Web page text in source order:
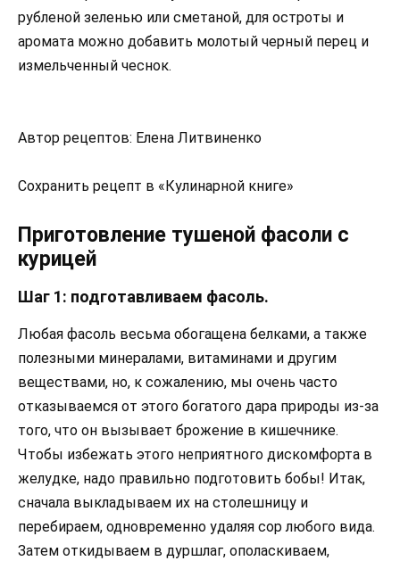
рубленой зеленью или сметаной, для остроты и
аромата можно добавить молотый черный перец и
измельченный чеснок.
Автор рецептов: Елена Литвиненко
Сохранить рецепт в «Кулинарной книге»
Приготовление тушеной фасоли с
курицей
Шаг 1: подготавливаем фасоль.
Любая фасоль весьма обогащена белками, а также
полезными минералами, витаминами и другим
веществами, но, к сожалению, мы очень часто
отказываемся от этого богатого дара природы из-за
того, что он вызывает брожение в кишечнике.
Чтобы избежать этого неприятного дискомфорта в
желудке, надо правильно подготовить бобы! Итак,
сначала выкладываем их на столешницу и
перебираем, одновременно удаляя сор любого вида.
Затем откидываем в дуршлаг, ополаскиваем,